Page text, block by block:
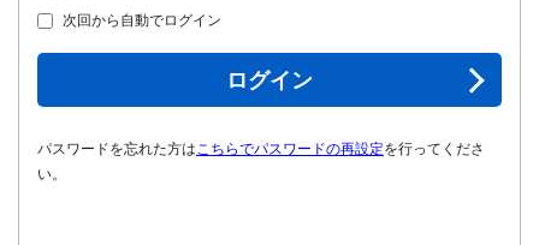
次回から自動でログイン
ログイン
パスワードを忘れた方はこちらでパスワードの再設定を行ってくださ
い。